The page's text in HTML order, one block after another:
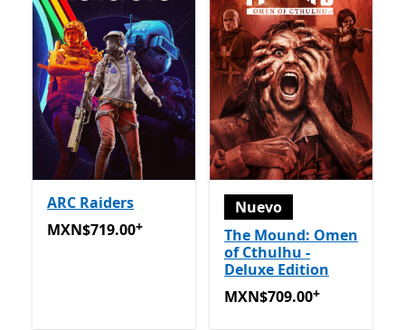
ARC Raiders
MXN$719.00Ofrece compras dentro de la aplicación
MXN$719.00+
Nuevo
The Mound: Omen
of Cthulhu -
Deluxe Edition
MXN$709.00Ofrece
MXN$709.00+